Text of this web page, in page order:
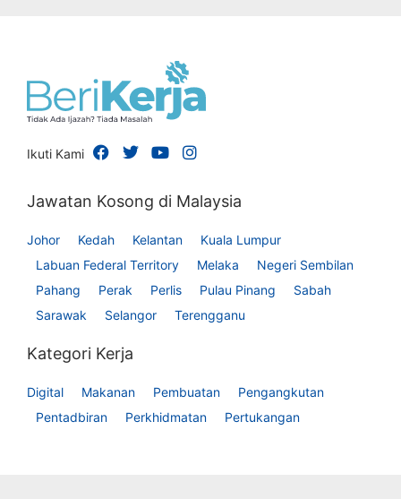
Ikuti Kami
Jawatan Kosong di Malaysia
Johor Kedah Kelantan
Kuala Lumpur
Labuan Federal Territory
Melaka
Negeri Sembilan
Pahang
Perak Perlis Pulau Pinang
Sabah
Sarawak
Selangor Terengganu
Kategori Kerja
Digital Makanan Pembuatan
Pengangkutan
Pentadbiran
Perkhidmatan Pertukangan